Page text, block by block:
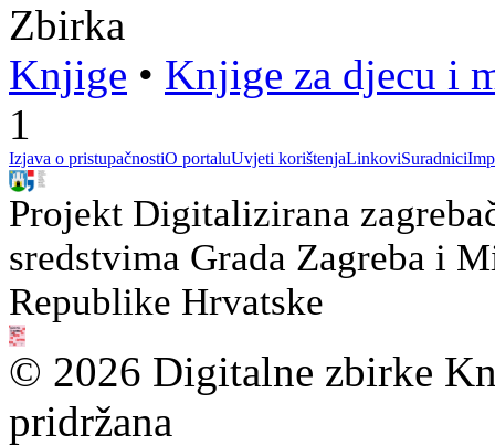
Zbirka
Knjige • Knjige za djecu i
1
Izjava o pristupačnostiO portaluUvjeti korištenjaLinkoviSuradnici
Projekt Digitalizirana
sredstvima Grada Zagreba i
Republike Hrvatske
© 2026 Digitalne zbirke
pridržana